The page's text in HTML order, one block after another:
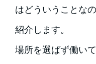
はどういうことな
紹介します。
場所を選ばず働い